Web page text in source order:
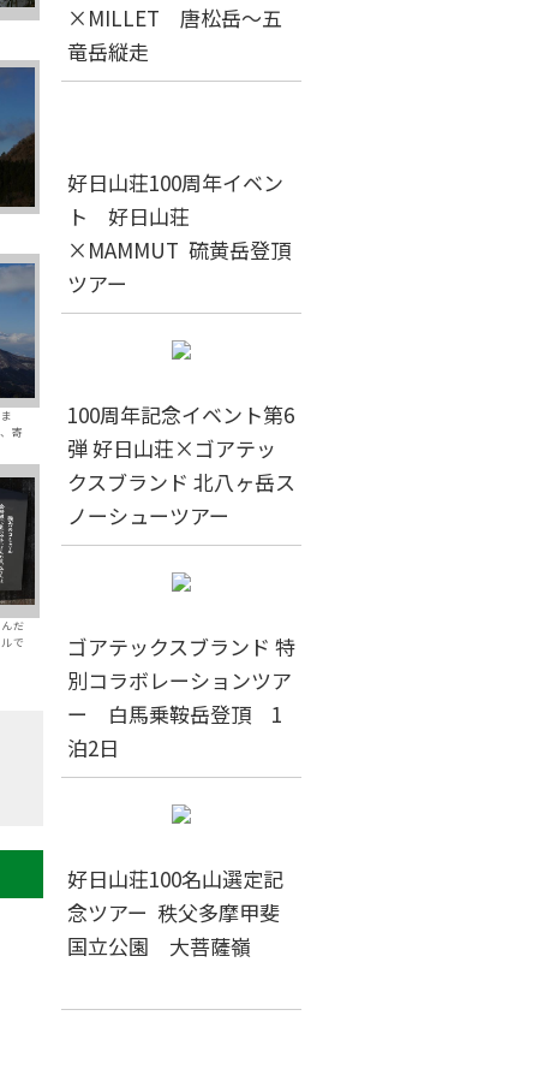
寄
だ
で
×MILLET 唐松岳～五
竜岳縦走
好日山荘100周年イベン
ト 好日山荘
×MAMMUT 硫黄岳登頂
ツアー
100周年記念イベント第6
弾 好日山荘×ゴアテッ
クスブランド 北八ヶ岳ス
ノーシューツアー
ゴアテックスブランド 特
別コラボレーションツア
ー 白馬乗鞍岳登頂 1
泊2日
好日山荘100名山選定記
念ツアー 秩父多摩甲斐
国立公園 大菩薩嶺